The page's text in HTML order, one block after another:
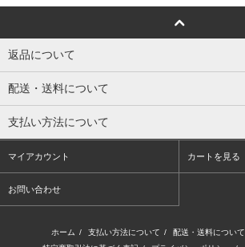
返品について
配送・送料について
支払い方法について
マイアカウント カートを見る
お問い合わせ
ホーム / 支払い方法について / 配送・送料について